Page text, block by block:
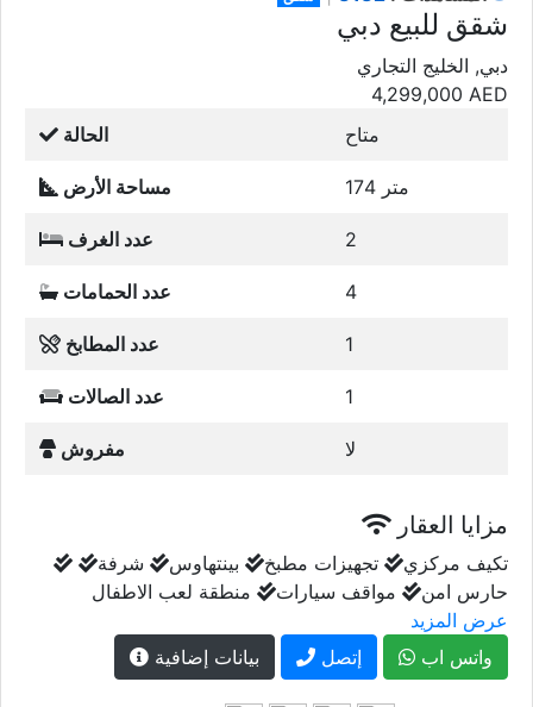
شقق للبيع دبي
دبي, الخليج التجاري
4,299,000 AED
الحالة
متاح
مساحة الأرض 174 متر
عدد الغرف 2
عدد الحمامات 4
عدد المطابخ 1
عدد الصالات 1
مفروش لا
مزايا العقار
تكيف مركزي تجهيزات مطبخ بينتهاوس
شرفة
حارس امن
مواقف سيارات
منطقة لعب الاطفال
عرض المزيد
بيانات إضافية
إتصل واتس اب